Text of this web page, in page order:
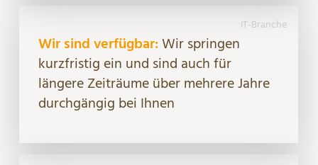
IT-Branche
Wir sind verfügbar:Wir springen
kurzfristig ein und sind auch für
längere Zeiträume über mehrere Jahre
durchgängig bei Ihnen